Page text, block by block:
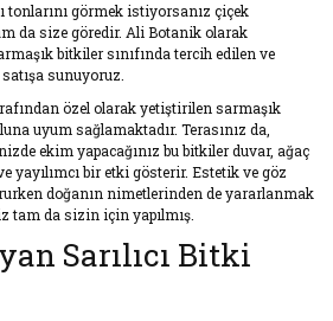
görmek istiyorsanız çiçek
da size göredir. Ali Botanik olarak
bitkiler sınıfında tercih edilen ve
sunuyoruz.
özel olarak yetiştirilen sarmaşık
uyum sağlamaktadır. Terasınız da,
ekim yapacağınız bu bitkiler duvar, ağaç
yayılımcı bir etki gösterir. Estetik ve göz
doğanın nimetlerinden de yararlanmak
tam da sizin için yapılmış.
Sarılıcı Bitki